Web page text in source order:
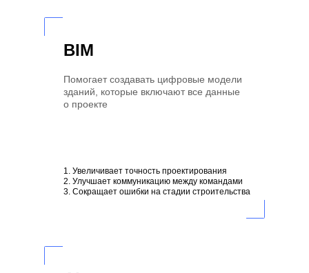
BIM
Помогает создавать цифровые модели
зданий, которые включают все данные
о проекте
1. Увеличивает точность проектирования
2. Улучшает коммуникацию между командами
3. Сокращает ошибки на стадии строительства